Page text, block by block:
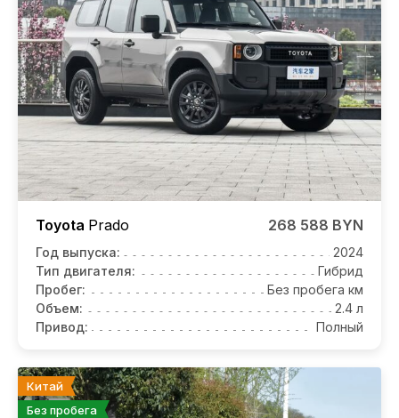
Toyota Prado 268 588 BYN
Год выпуска:
2024
Тип двигателя:
Гибрид
Пробег:
Без пробега км
Объем:
2.4 л
Привод:
Полный
Китай
Без пробега